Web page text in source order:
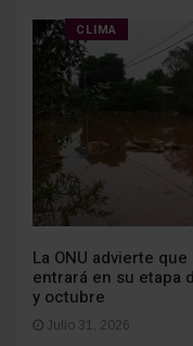
CLIMA
La ONU advierte
entrará en su etapa
y octubre
Julio 31, 2026